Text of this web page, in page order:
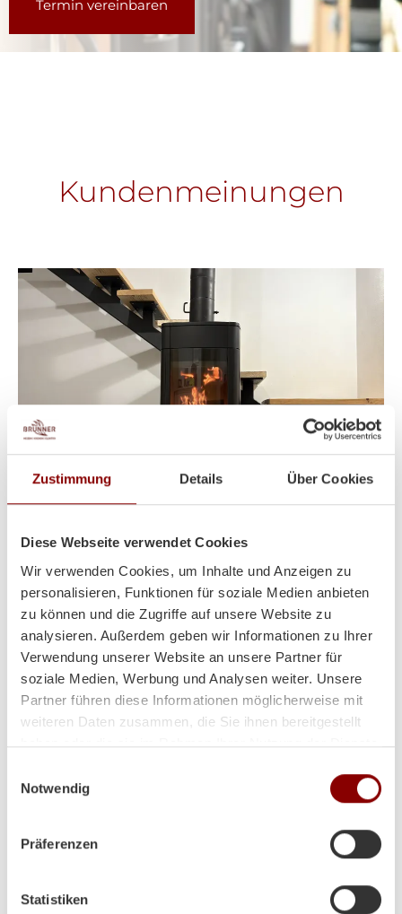
Zustimmung Details Über Cookies
Diese Webseite verwendet Cookies
Wir verwenden Cookies, um Inhalte und Anzeigen zu
personalisieren, Funktionen für soziale Medien anbieten
zu können und die Zugriffe auf unsere Website zu
analysieren. Außerdem geben wir Informationen zu Ihrer
Verwendung unserer Website an unsere Partner für
soziale Medien, Werbung und Analysen weiter. Unsere
Partner führen diese Informationen möglicherweise mit
weiteren Daten zusammen, die Sie ihnen bereitgestellt
haben oder die sie im Rahmen Ihrer Nutzung der Dienste
Notwendig
Präferenzen
Statistiken
Termin vereinbaren
Kundenmeinungen
Heizt super und sieht auch
noch toll dabei aus!
Hallo Herr Brunner
ich hoffe es geht Ihnen gut!
Der Ofen steht und es wurde schon ein paar Abende
so kalt das wir ihn angefeuert haben!
Herzliche Grüße aus Volos (GR)